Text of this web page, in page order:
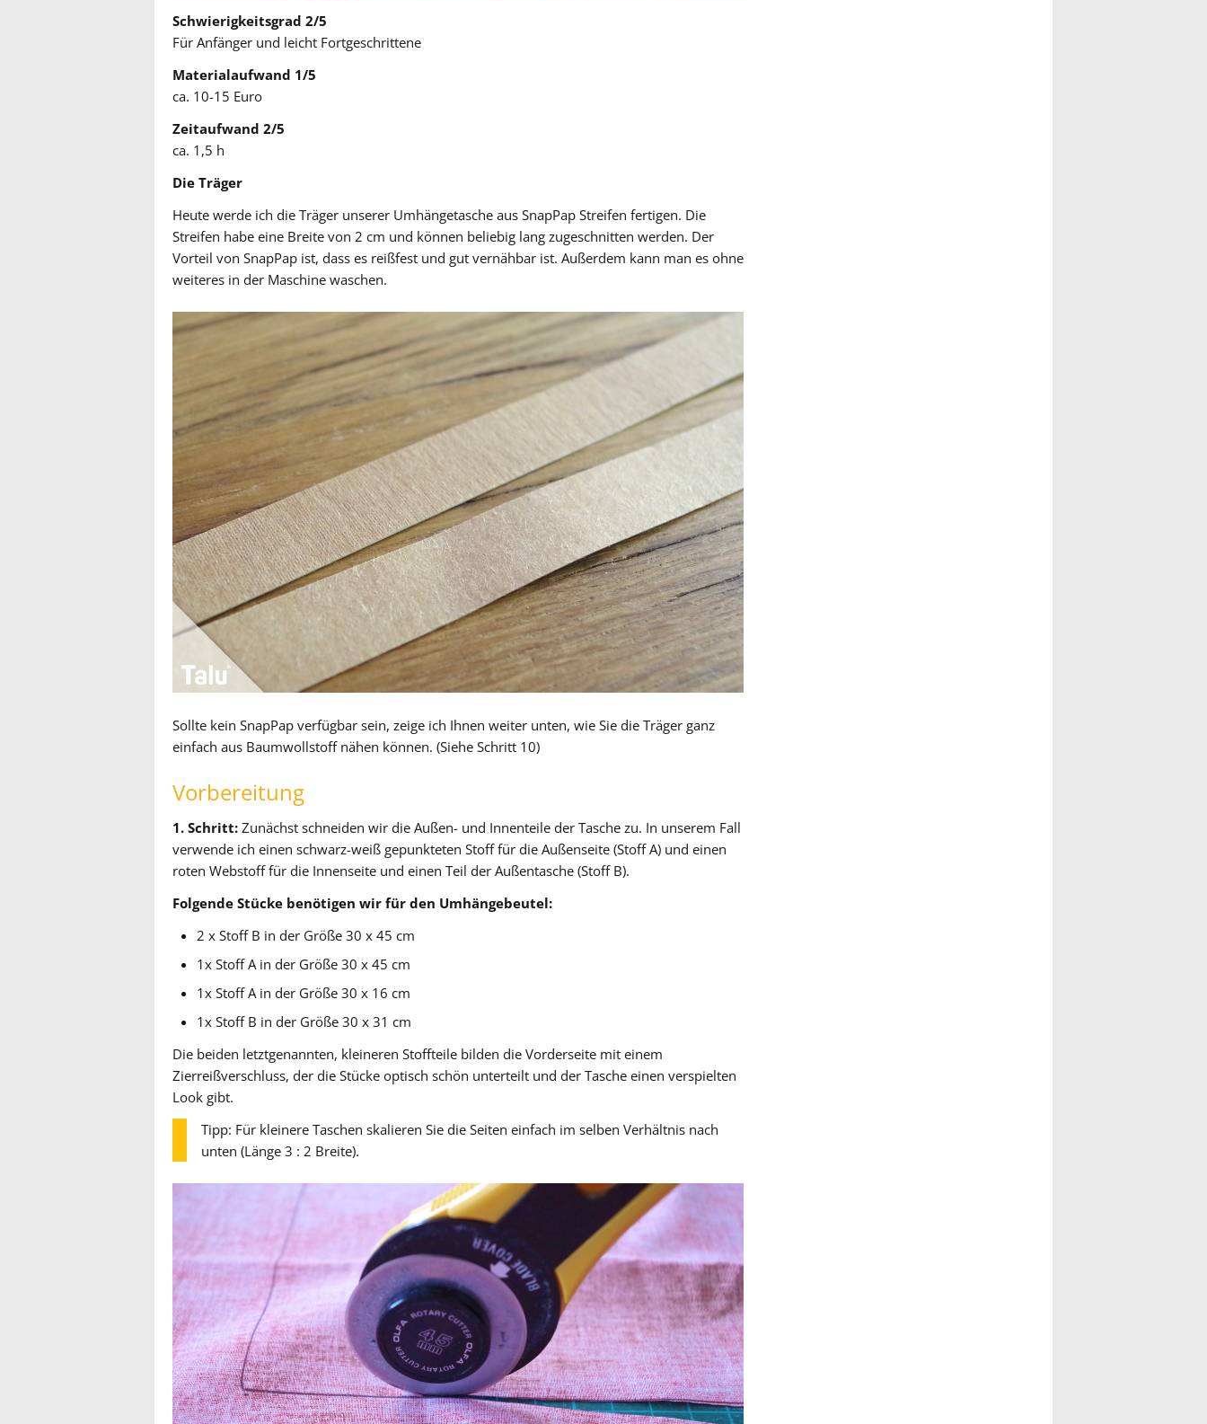
Schwierigkeitsgrad 2/5
Für Anfänger und leicht Fortgeschrittene
Materialaufwand 1/5
ca. 10-15 Euro
Zeitaufwand 2/5
ca. 1,5 h
Die Träger
Heute werde ich die Träger unserer Umhängetasche aus SnapPap Streifen fertigen. Die
Streifen habe eine Breite von 2 cm und können beliebig lang zugeschnitten werden. Der
Vorteil von SnapPap ist, dass es reißfest und gut vernähbar ist. Außerdem kann man es ohne
weiteres in der Maschine waschen.
Sollte kein SnapPap verfügbar sein, zeige ich Ihnen weiter unten, wie Sie die Träger ganz
einfach aus Baumwollstoff nähen können. (Siehe Schritt 10)
Vorbereitung
1. Schritt: Zunächst schneiden wir die Außen- und Innenteile der Tasche zu. In unserem Fall
verwende ich einen schwarz-weiß gepunkteten Stoff für die Außenseite (Stoff A) und einen
roten Webstoff für die Innenseite und einen Teil der Außentasche (Stoff B).
Folgende Stücke benötigen wir für den Umhängebeutel:
2 x Stoff B in der Größe 30 x 45 cm
1x Stoff A in der Größe 30 x 45 cm
1x Stoff A in der Größe 30 x 16 cm
1x Stoff B in der Größe 30 x 31 cm
Die beiden letztgenannten, kleineren Stoffteile bilden die Vorderseite mit einem
Zierreißverschluss, der die Stücke optisch schön unterteilt und der Tasche einen verspielten
Look gibt.
Tipp: Für kleinere Taschen skalieren Sie die Seiten einfach im selben Verhältnis nach
unten (Länge 3 : 2 Breite).